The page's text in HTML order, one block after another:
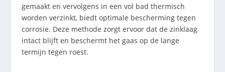
gemaakt en vervolgens in een vol bad thermisch
worden verzinkt, biedt optimale bescherming tegen
corrosie. Deze methode zorgt ervoor dat de zinklaag
intact blijft en beschermt het gaas op de lange
termijn tegen roest.